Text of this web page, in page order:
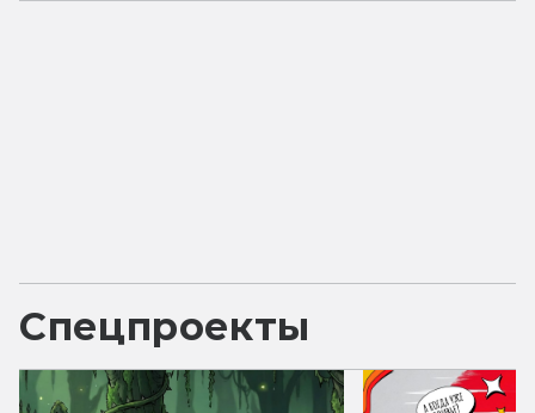
Спецпроекты